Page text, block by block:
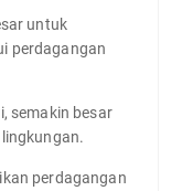
untuk
perdagangan
semakin besar
perdagangan